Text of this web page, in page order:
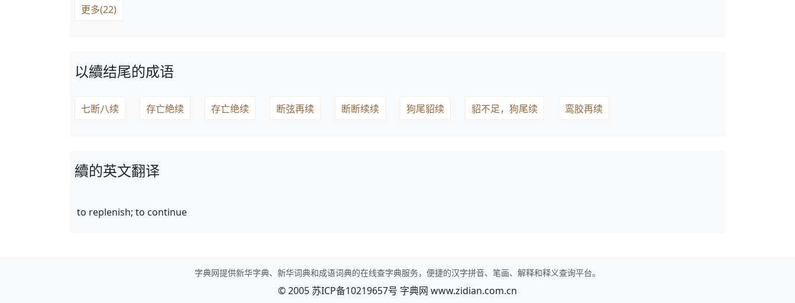
更多(22)
以續结尾的成语
七断八续 存亡絶续 存亡绝续 断弦再续 断断续续 狗尾貂续 貂不足，狗尾续 鸾胶再续
續的英文翻译
to replenish; to continue
字典网提供新华字典、新华词典和成语词典的在线查字典服务，便捷的汉字拼音、笔画、解释和释义查询平台。
© 2005 苏ICP备10219657号 字典网 www.zidian.com.cn